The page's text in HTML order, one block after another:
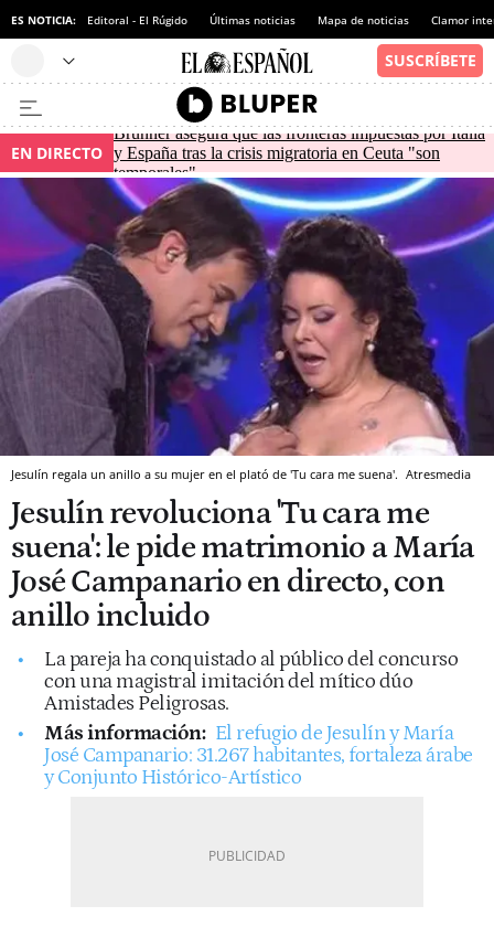
ES NOTICIA: Editoral - El Rúgido Últimas noticias Mapa de noticias Clamor
EN DIRECTO
Brunner asegura que las fronteras impuestas por Italia
y España tras la crisis migratoria en Ceuta "son
temporales"
Jesulín regala un anillo a su mujer en el plató de 'Tu cara me suena'. Atresmedia
Jesulín revoluciona 'Tu cara me
suena': le pide matrimonio a María
José Campanario en directo, con
anillo incluido
La pareja ha conquistado al público del concurso
con una magistral imitación del mítico dúo
Amistades Peligrosas.
Más información: El refugio de Jesulín y María
José Campanario: 31.267 habitantes, fortaleza árabe
y Conjunto Histórico-Artístico